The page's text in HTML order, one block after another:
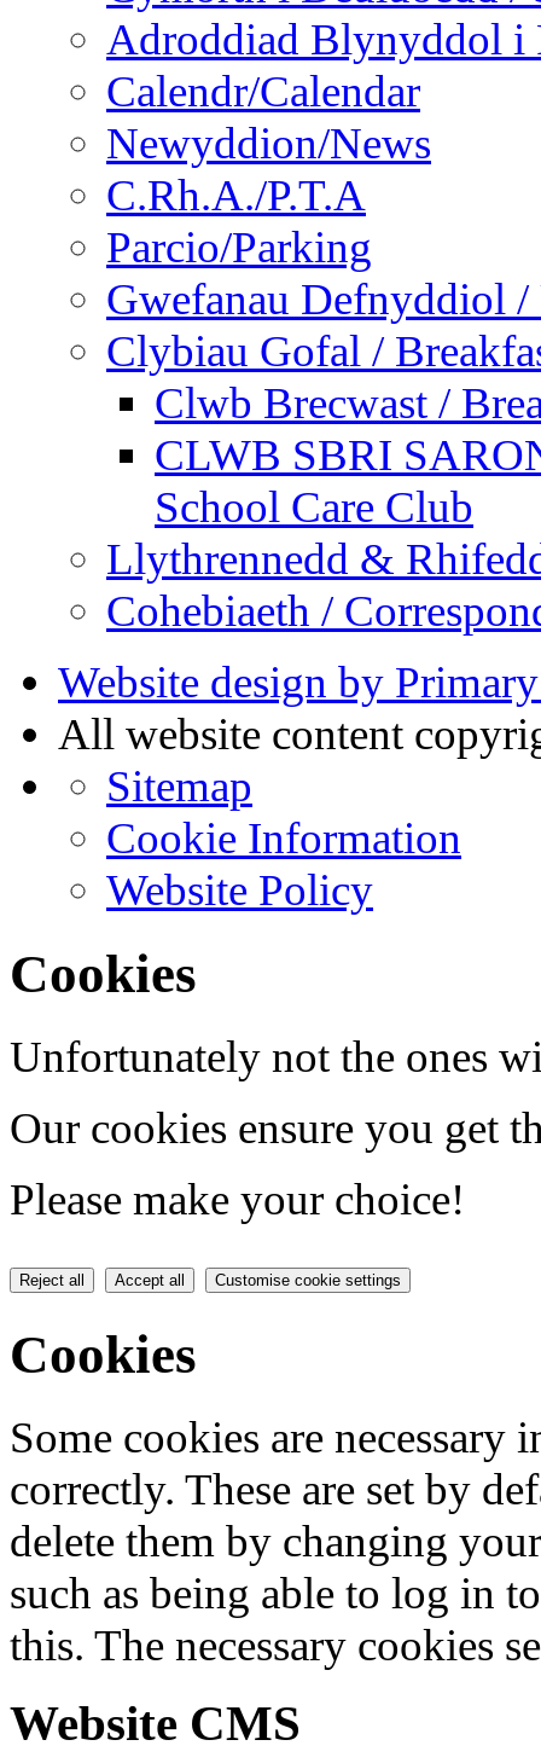
Adroddiad Blynyddol i
Calendr/Calendar
Newyddion/News
C.Rh.A./P.T.A
Parcio/Parking
Gwefanau Defnyddiol /
Clybiau Gofal /
Clwb Brecwast /
CLWB SBRI
School Care Club
Llythrennedd &
Cohebiaeth /
Website design by
All website content
Sitemap
Cookie Information
Website Policy
Cookies
Unfortunately not the ones
Our cookies ensure you get
Please make your choice!
Reject all Accept all Customise cookie settings
Cookies
Some cookies are
correctly. These are set by
delete them by changing
such as being able to log in
this. The necessary cookies
Website CMS